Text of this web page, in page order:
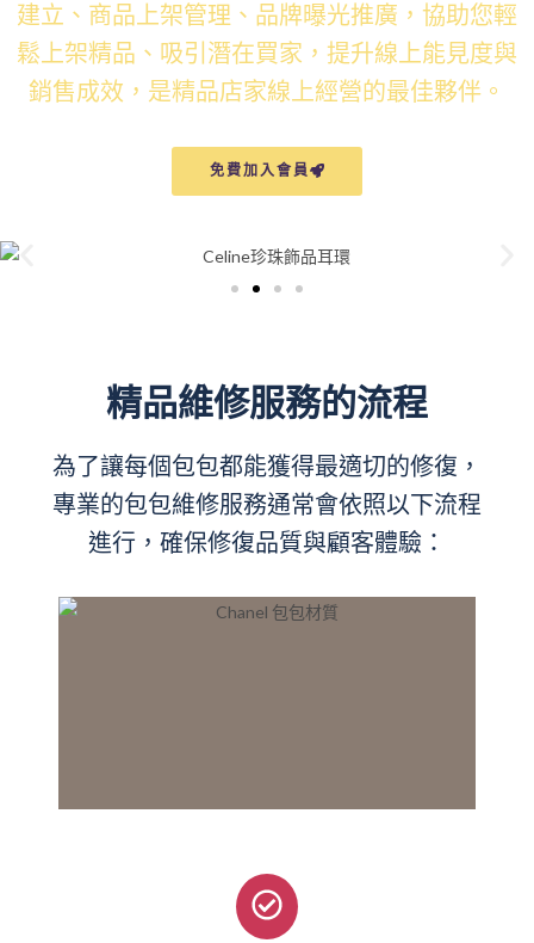
建立、商品上架管理、品牌曝光推廣，協助您輕
鬆上架精品、吸引潛在買家，提升線上能見度與
銷售成效，是精品店家線上經營的最佳夥伴。
免費加入會員
精品維修服務的流程
為了讓每個包包都能獲得最適切的修復，
專業的包包維修服務通常會依照以下流程
進行，確保修復品質與顧客體驗：